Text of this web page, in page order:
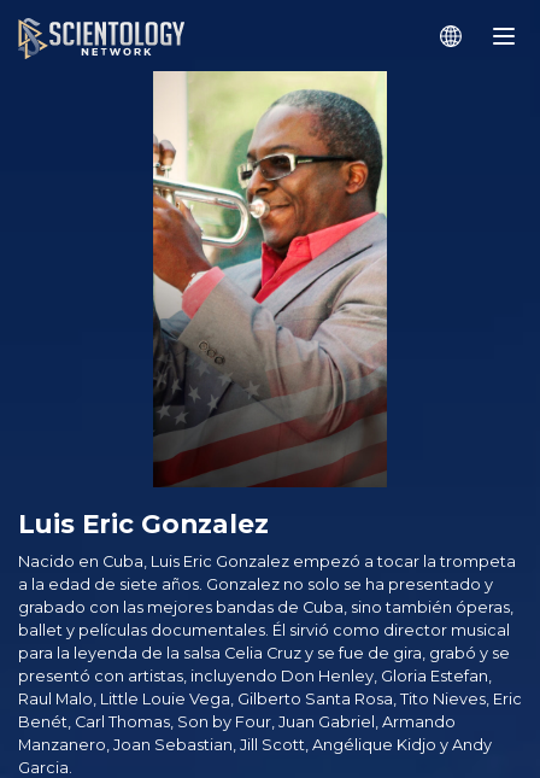
Luis Eric Gonzalez
Nacido en Cuba, Luis Eric Gonzalez empezó a tocar la trompeta
a la edad de siete años. Gonzalez no solo se ha presentado y
grabado con las mejores bandas de Cuba, sino también óperas,
ballet y películas documentales. Él sirvió como director musical
para la leyenda de la salsa Celia Cruz y se fue de gira, grabó y se
presentó con artistas, incluyendo Don Henley, Gloria Estefan,
Raul Malo, Little Louie Vega, Gilberto Santa Rosa, Tito Nieves, Eric
Benét, Carl Thomas, Son by Four, Juan Gabriel, Armando
Manzanero, Joan Sebastian, Jill Scott, Angélique Kidjo y Andy
Garcia.